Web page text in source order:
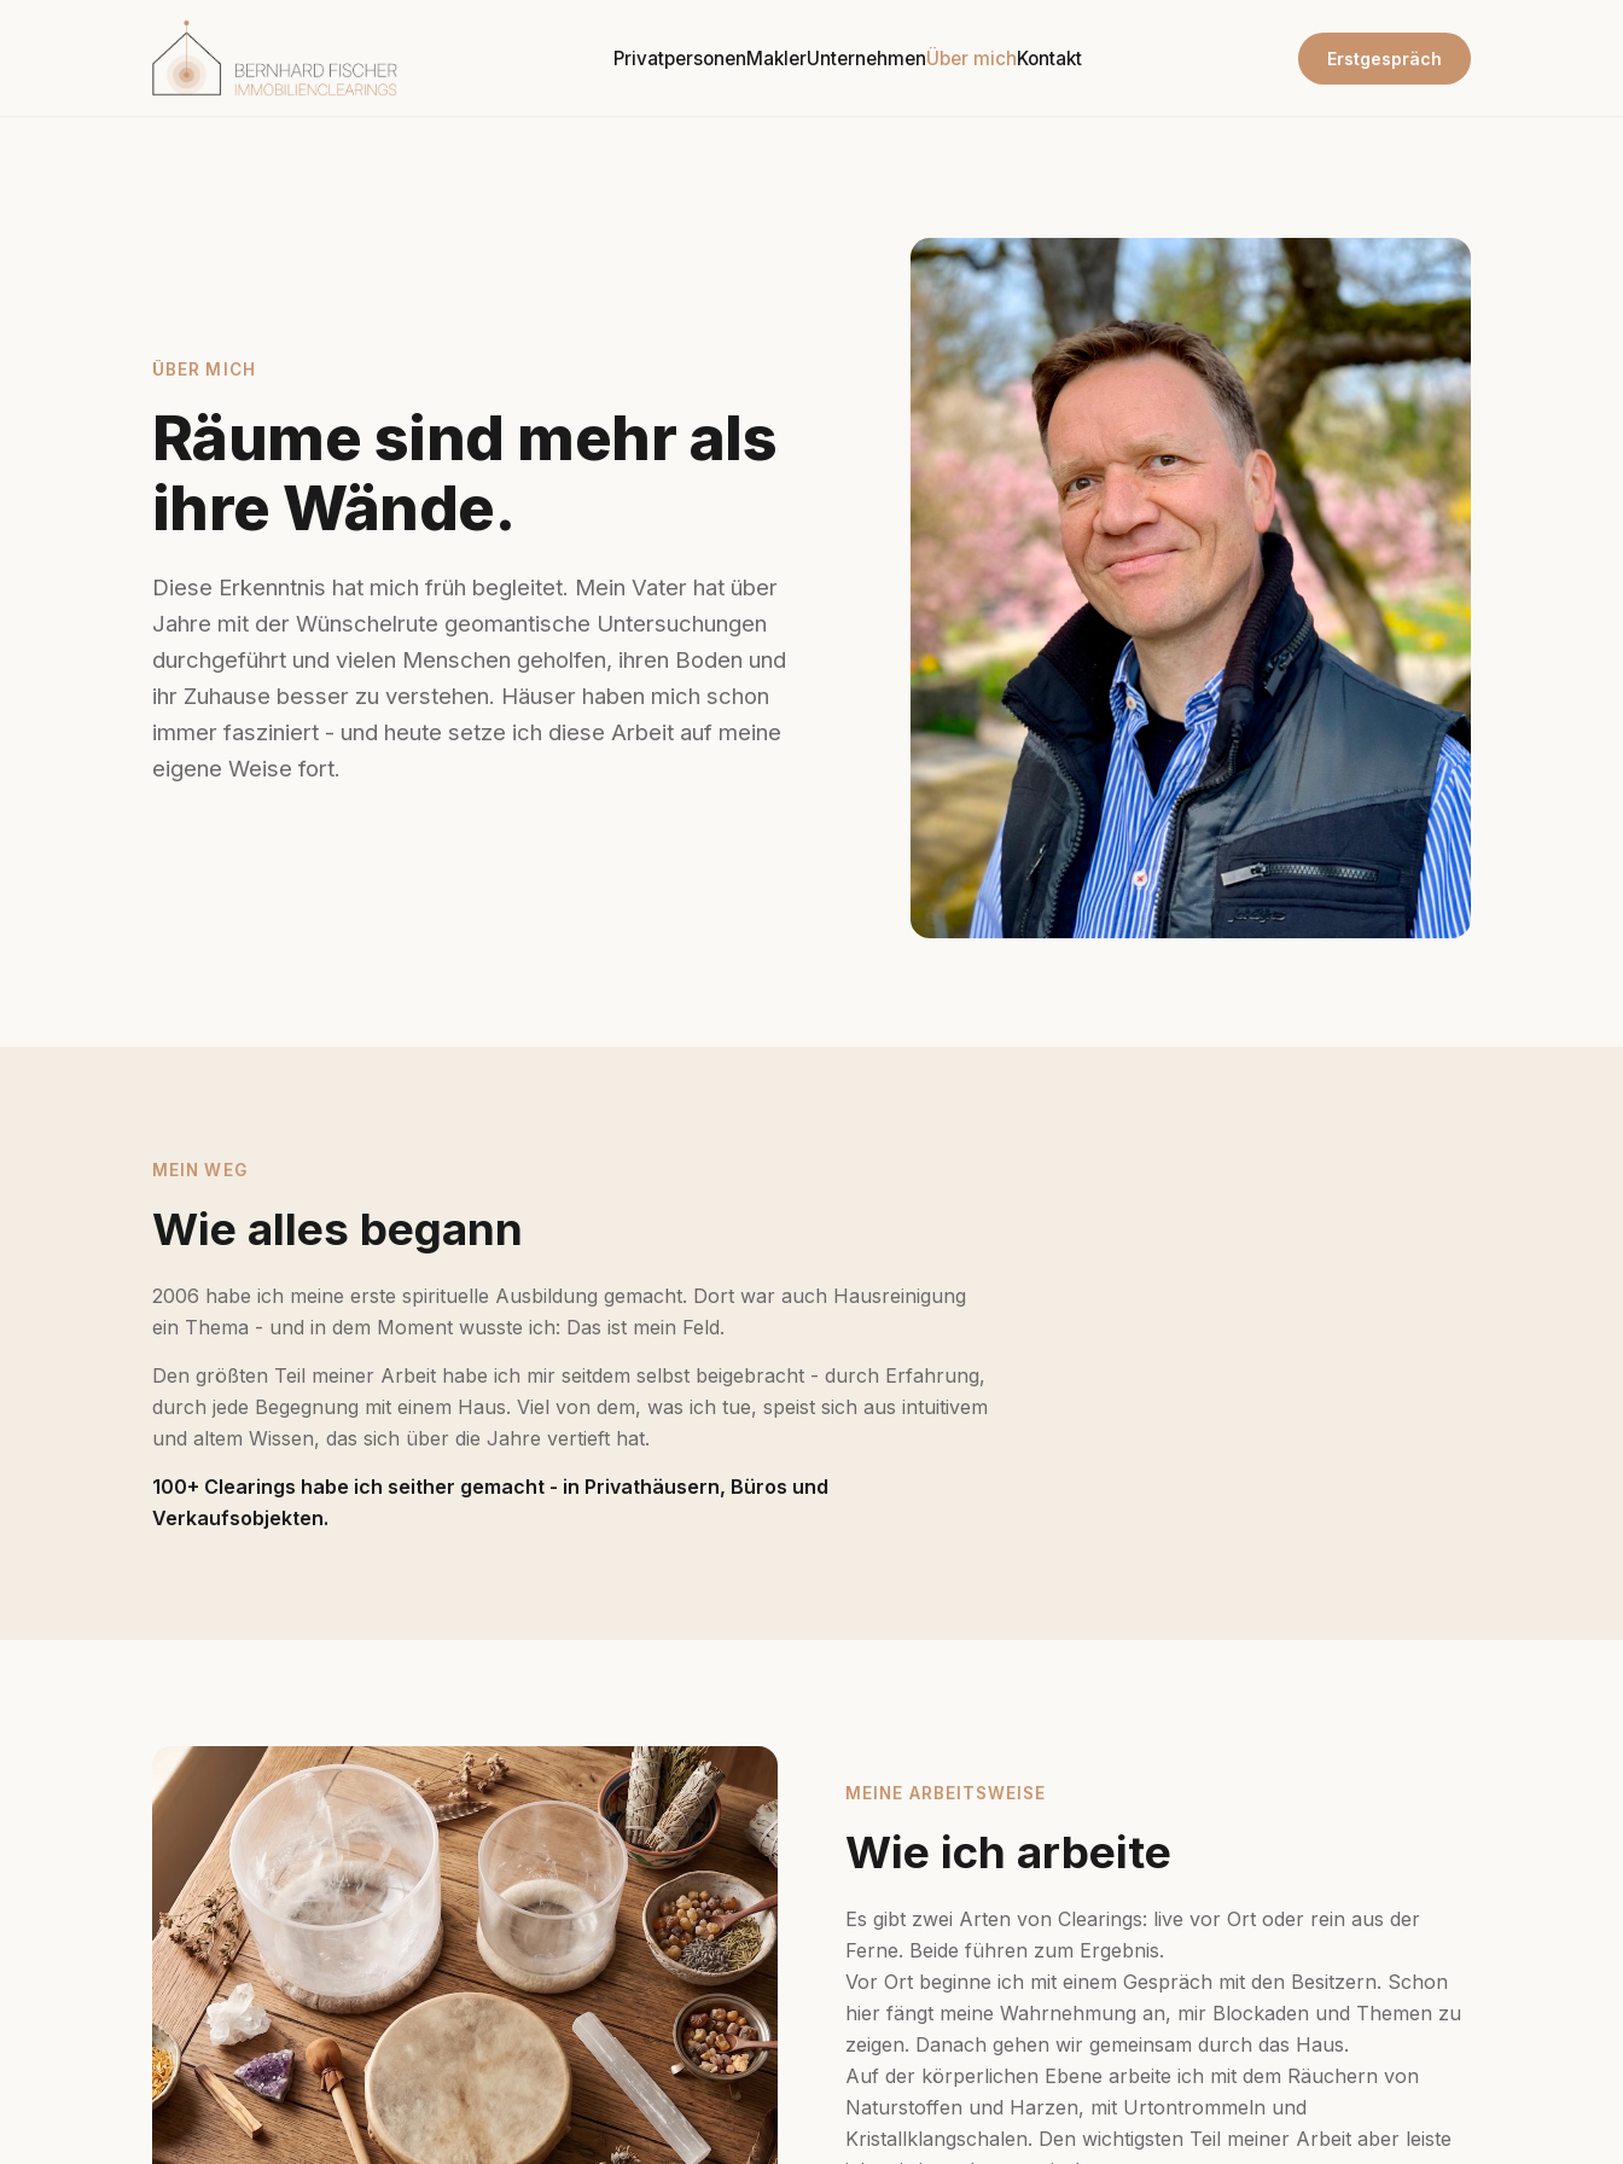
PrivatpersonenMaklerUnternehmenÜber michKontakt Erstgespräch
ÜBER MICH
Räume sind mehr als
ihre Wände.
Diese Erkenntnis hat mich früh begleitet. Mein Vater hat über
Jahre mit der Wünschelrute geomantische Untersuchungen
durchgeführt und vielen Menschen geholfen, ihren Boden und
ihr Zuhause besser zu verstehen. Häuser haben mich schon
immer fasziniert - und heute setze ich diese Arbeit auf meine
eigene Weise fort.
MEIN WEG
Wie alles begann
2006 habe ich meine erste spirituelle Ausbildung gemacht. Dort war auch Hausreinigung
ein Thema - und in dem Moment wusste ich: Das ist mein Feld.
Den größten Teil meiner Arbeit habe ich mir seitdem selbst beigebracht - durch Erfahrung,
durch jede Begegnung mit einem Haus. Viel von dem, was ich tue, speist sich aus intuitivem
und altem Wissen, das sich über die Jahre vertieft hat.
100+ Clearings habe ich seither gemacht - in Privathäusern, Büros und
Verkaufsobjekten.
MEINE ARBEITSWEISE
Wie ich arbeite
Es gibt zwei Arten von Clearings: live vor Ort oder rein aus der
Ferne. Beide führen zum Ergebnis.
Vor Ort beginne ich mit einem Gespräch mit den Besitzern. Schon
hier fängt meine Wahrnehmung an, mir Blockaden und Themen zu
zeigen. Danach gehen wir gemeinsam durch das Haus.
Auf der körperlichen Ebene arbeite ich mit dem Räuchern von
Naturstoffen und Harzen, mit Urtontrommeln und
Kristallklangschalen. Den wichtigsten Teil meiner Arbeit aber leiste